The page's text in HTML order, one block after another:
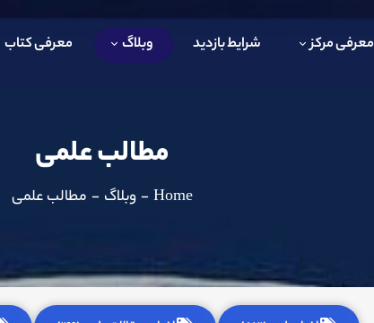
معرفی مرکز شرایط بازدید وبلاگ معرفی کتاب
مطالب علمی
Home
- وبلاگ - مطالب علمی